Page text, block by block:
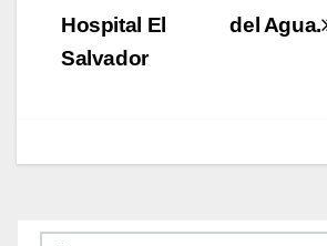
del Agua.
Hospital El
Salvador